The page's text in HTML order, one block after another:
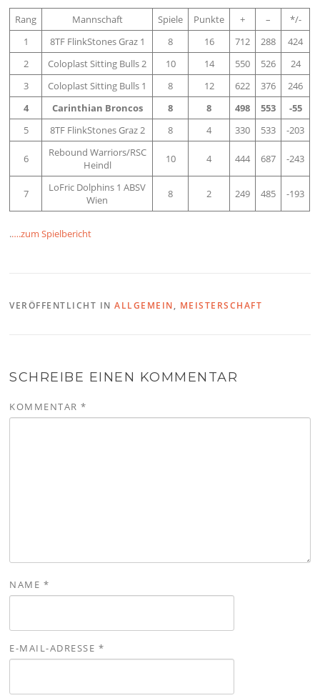
Rang Mannschaft Spiele Punkte + –
*/-
1
8TF FlinkStones Graz 1 8 16 712 288
424
2
Coloplast Sitting Bulls 2 10 14 550 526
24
3
Coloplast Sitting Bulls 1 8 12 622 376
246
4
Carinthian Broncos 8 8 498 553
-55
5
8TF FlinkStones Graz 2 8 4 330 533 -203
6
Rebound Warriors/RSC
Heindl
10 4 444 687 -243
7
LoFric Dolphins 1 ABSV
Wien
8 2 249 485 -193
.….zum Spielbericht
VERÖFFENTLICHT INALLGEMEIN, MEISTERSCHAFT
SCHREIBE EINEN KOMMENTAR
KOMMENTAR*
NAME *
E-MAIL-ADRESSE *